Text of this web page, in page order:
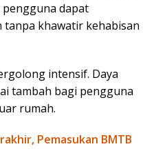
dapat
khawatir kehabisan
intensif. Daya
tambah bagi pengguna
rumah.
Pemasukan BMTB